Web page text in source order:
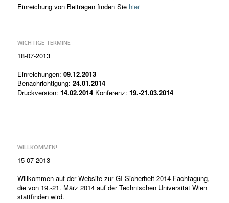
Einreichung von Beiträgen finden Sie hier
WICHTIGE TERMINE
18-07-2013
Einreichungen:09.12.2013
Benachrichtigung:24.01.2014
Druckversion:14.02.2014 Konferenz:19.-21.03.2014
WILLKOMMEN!
15-07-2013
Willkommen auf der Website zur GI Sicherheit 2014 Fachtagung,
die von 19.-21. März 2014 auf der Technischen Universität Wien
stattfinden wird.